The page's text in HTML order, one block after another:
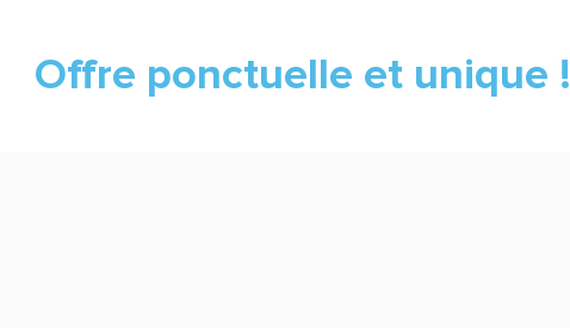
Offre ponctuelle et unique !